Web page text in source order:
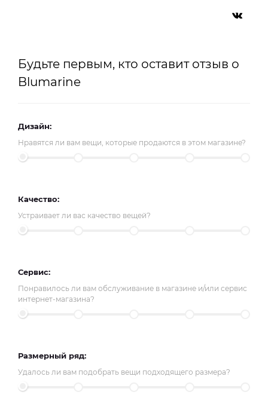
Будьте первым, кто оставит отзыв о
Blumarine
Дизайн:
Нравятся ли вам вещи, которые продаются в этом магазине?
Качество:
Устраивает ли вас качество вещей?
Сервис:
Понравилось ли вам обслуживание в магазине и/или сервис
интернет-магазина?
Размерный ряд:
Удалось ли вам подобрать вещи подходящего размера?